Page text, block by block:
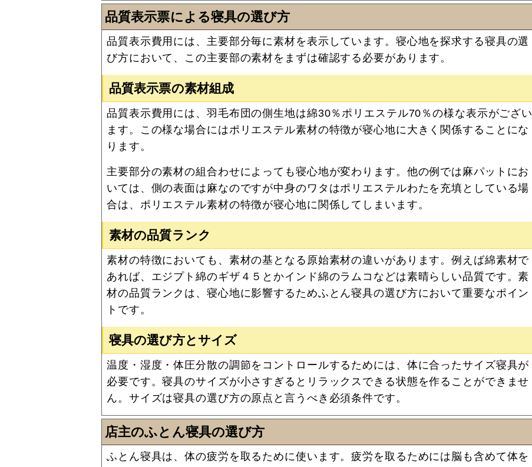
品質表示票による寝具の選び方
品質表示費用には、主要部分毎に素材を表示しています。寝心地を探求する寝具の選
び方において、この主要部の素材をまずは確認する必要があります。
品質表示票の素材組成
品質表示費用には、羽毛布団の側生地は綿30％ポリエステル70％の様な表示がござい
ます。この様な場合にはポリエステル素材の特徴が寝心地に大きく関係することにな
ります。
主要部分の素材の組合わせによっても寝心地が変わります。他の例では麻パットにお
いては、側の表面は麻なのですが中身のワタはポリエステルわたを充填としている場
合は、ポリエステル素材の特徴が寝心地に関係してしまいます。
素材の品質ランク
素材の特徴においても、素材の基となる原始素材の違いがあります。例えば綿素材で
あれば、エジプト綿のギザ４５とかインド綿のラムコなどは素晴らしい品質です。素
材の品質ランクは、寝心地に影響するためふとん寝具の選び方において重要なポイン
トです。
寝具の選び方とサイズ
温度・湿度・体圧分散の調節をコントロールするためには、体に合ったサイズ寝具が
必要です。寝具のサイズが小さすぎるとリラックスできる状態を作ることができませ
ん。サイズは寝具の選び方の原点と言うべき必須条件です。
店主のふとん寝具の選び方
ふとん寝具は、体の疲労を取るために使います。疲労を取るためには脳も含めて体を